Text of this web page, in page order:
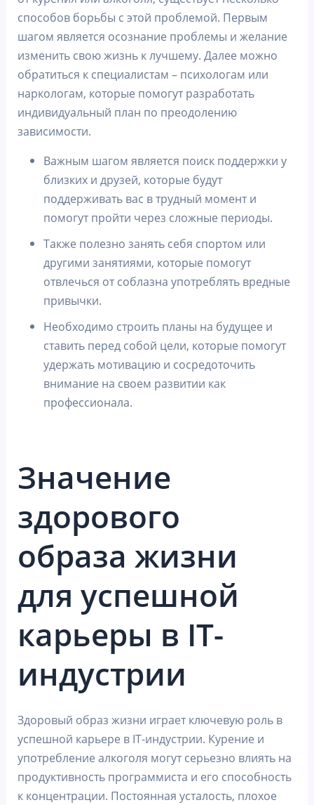
способов борьбы с этой проблемой. Первым
шагом является осознание проблемы и желание
изменить свою жизнь к лучшему. Далее можно
обратиться к специалистам – психологам или
наркологам, которые помогут разработать
индивидуальный план по преодолению
зависимости.
Важным шагом является поиск поддержки у
близких и друзей, которые будут
поддерживать вас в трудный момент и
помогут пройти через сложные периоды.
Также полезно занять себя спортом или
другими занятиями, которые помогут
отвлечься от соблазна употреблять вредные
привычки.
Необходимо строить планы на будущее и
ставить перед собой цели, которые помогут
удержать мотивацию и сосредоточить
внимание на своем развитии как
профессионала.
Значение
здорового
образа жизни
для успешной
карьеры в IT-
индустрии
Здоровый образ жизни играет ключевую роль в
успешной карьере в IT-индустрии. Курение и
употребление алкоголя могут серьезно влиять на
продуктивность программиста и его способность
к концентрации. Постоянная усталость, плохое